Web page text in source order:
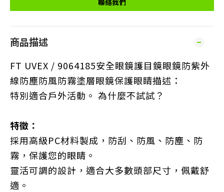
聯絡我們
商品描述
FT UVEX / 9064185安全眼鏡護目鏡眼鏡防紫外
線防塵防風防霧塗層眼鏡保護眼睛描述：
特別適合戶外活動。 為什麼不試試？
特徵：
採用高級PC材料製成，防刮、防風、防塵、防
霧，保護您的眼睛。
靈活可調的設計，適合大多數頭部尺寸，佩戴舒
適。